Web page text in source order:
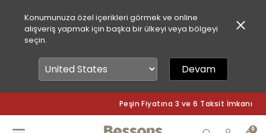
Konumunuza özel içerikleri görmek ve online
alışveriş yapmak için başka bir ülkeyi veya bölgeyi
seçin.
Devam
Peşin Fiyatına 3 ve 6 Taksit İmkanı
0